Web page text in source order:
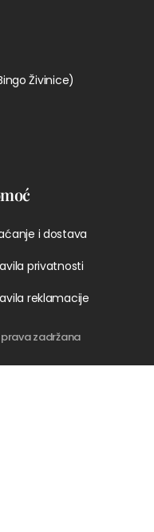
Živinice)
i dostava
privatnosti
reklamacije
zadržana